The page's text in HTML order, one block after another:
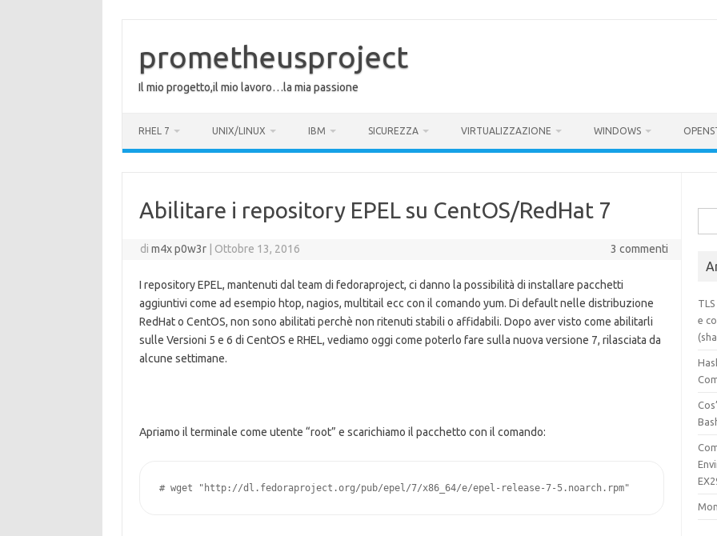
prometheusproject
Il mio progetto,il mio lavoro…la mia passione
RHEL 7 UNIX/LINUX IBM SICUREZZA VIRTUALIZZAZIONE WINDOWS
Abilitare i repository EPEL su CentOS/RedHat 7
dim4x p0w3r Ottobre 13, 2016 3 commenti
I repository EPEL, mantenuti dal team di fedoraproject, ci danno la possibilità di installare pacchetti
aggiuntivi come ad esempio htop, nagios, multitail ecc con il comando yum. Di default nelle distribuzione
RedHat o CentOS, non sono abilitati perchè non ritenuti stabili o affidabili. Dopo aver visto come abilitarli
sulle Versioni 5 e 6 di CentOS e RHEL, vediamo oggi come poterlo fare sulla nuova versione 7, rilasciata da
alcune settimane.
Apriamo il terminale come utente “root” e scarichiamo il pacchetto con il comando:
per:
e